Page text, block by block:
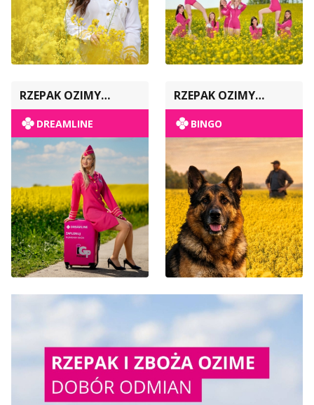
RZEPAK OZIMY
POPULACYJNY
DREAMLINE
RZEPAK OZIMY
POPULACYJNY
BINGO